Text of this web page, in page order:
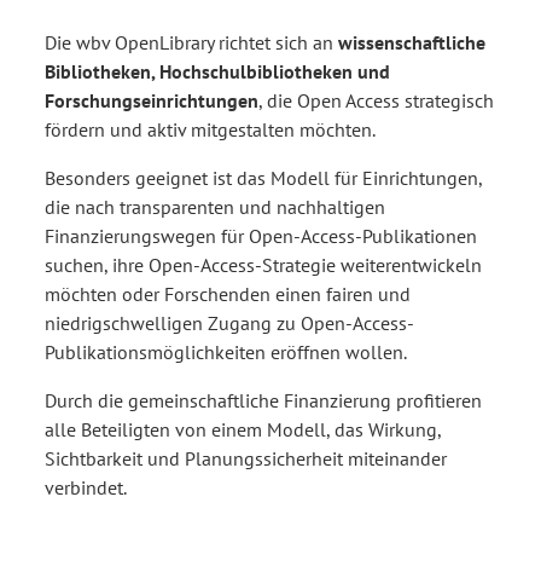
Die wbv OpenLibrary richtet sich an wissenschaftliche
Bibliotheken, Hochschulbibliotheken und
Forschungseinrichtungen, die Open Access strategisch
fördern und aktiv mitgestalten möchten.
Besonders geeignet ist das Modell für Einrichtungen,
die nach transparenten und nachhaltigen
Finanzierungswegen für Open-Access-Publikationen
suchen, ihre Open-Access-Strategie weiterentwickeln
möchten oder Forschenden einen fairen und
niedrigschwelligen Zugang zu Open-Access-
Publikationsmöglichkeiten eröffnen wollen.
Durch die gemeinschaftliche Finanzierung profitieren
alle Beteiligten von einem Modell, das Wirkung,
Sichtbarkeit und Planungssicherheit miteinander
verbindet.